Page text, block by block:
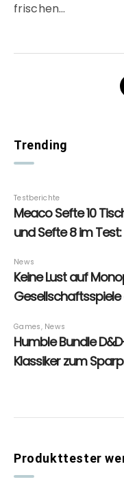
frischen…
Trending
Produkttester